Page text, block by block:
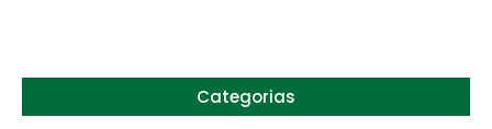
Categorias